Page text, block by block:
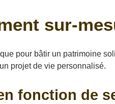
sur-
pour bâtir un patrimoine
projet de vie personnalisé.
fonction de